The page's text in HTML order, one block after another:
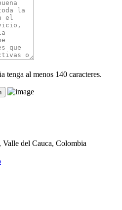
tenga al menos 140 caracteres.
del Cauca, Colombia